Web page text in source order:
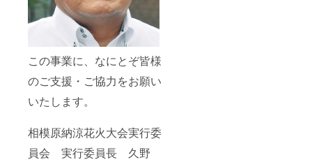
この事業に、なにとぞ皆様
のご支援・ご協力をお願い
いたします。
相模原納涼花火大会実行委
員会 実行委員長 久野